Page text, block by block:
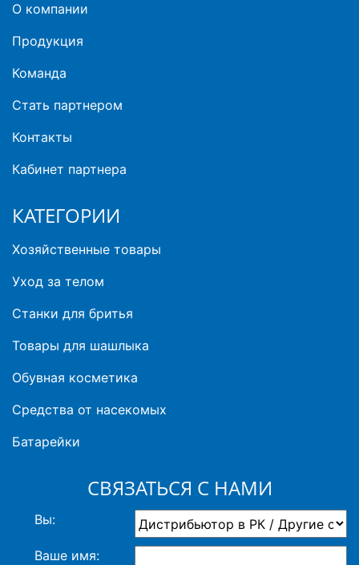
О компании
Продукция
Команда
Стать партнером
Контакты
Кабинет партнера
КАТЕГОРИИ
Хозяйственные товары
Уход за телом
Станки для бритья
Товары для шашлыка
Обувная косметика
Средства от насекомых
Батарейки
СВЯЗАТЬСЯ С НАМИ
Вы:
Ваше имя: